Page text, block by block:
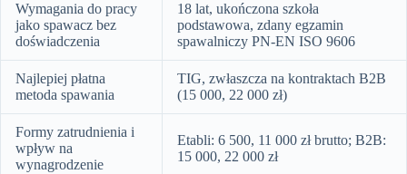
Wymagania do pracy
jako spawacz bez
doświadczenia
18 lat, ukończona szkoła
podstawowa, zdany egzamin
spawalniczy PN-EN ISO 9606
Najlepiej płatna
metoda spawania
TIG, zwłaszcza na kontraktach B2B
(15 000, 22 000 zł)
Formy zatrudnienia i
wpływ na
wynagrodzenie
Etabli: 6 500, 11 000 zł brutto; B2B:
15 000, 22 000 zł